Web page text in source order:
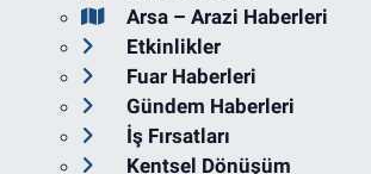
Arsa – Arazi Haberleri
Etkinlikler
Fuar Haberleri
Gündem Haberleri
İş Fırsatları
Kentsel Dönüşüm